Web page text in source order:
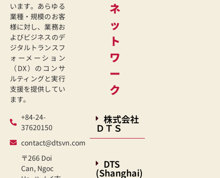
います。あらゆる
業種・規模のお客
様に対し、業務お
よびビジネスのデ
ジタルトランスフ
ォーメーション
（DX）のコンサ
ルティングと実行
支援を提供してい
ます。
+84-24-
37620150
contact@dtsvn.com
〒266 Doi
Can, Ngoc
ネ
ッ
ト
ワ
ー
ク
株式会社
ＤＴＳ
DTS
(Shanghai)